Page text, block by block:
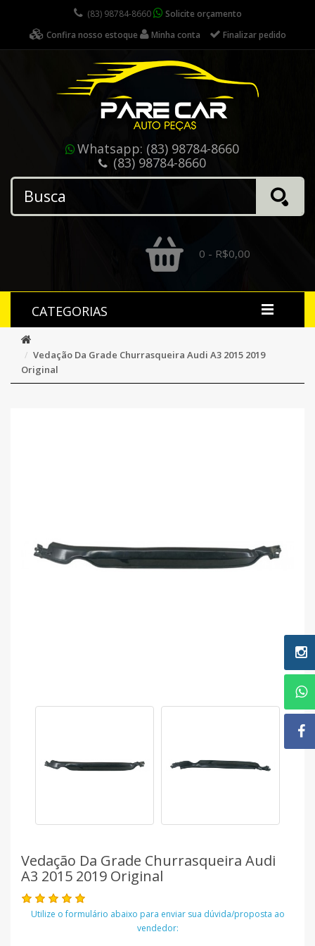
(83) 98784-8660
Solicite orçamento
Confira nosso estoque
Minha conta Finalizar pedido
Whatsapp: (83) 98784-8660
(83) 98784-8660
0 - R$0,00
CATEGORIAS
Vedação Da Grade Churrasqueira Audi A3 2015 2019
Original
Vedação Da Grade Churrasqueira Audi
A3 2015 2019 Original
Utilize o formulário abaixo para enviar sua dúvida/proposta ao
vendedor: